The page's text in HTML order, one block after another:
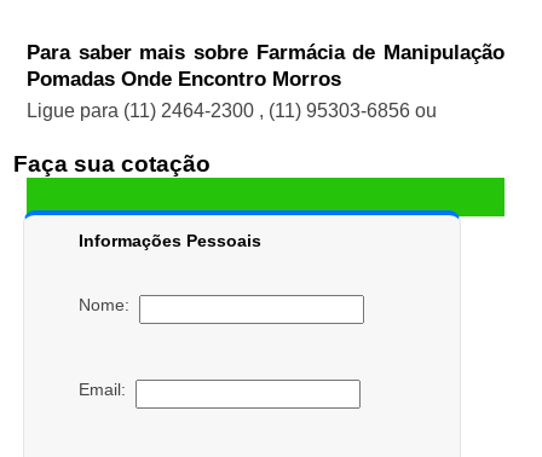
Para saber mais sobre Farmácia de Manipulação
Pomadas Onde Encontro Morros
Ligue para (11) 2464-2300 , (11) 95303-6856 ou
Faça sua cotação
Informações Pessoais
Nome:
Email: